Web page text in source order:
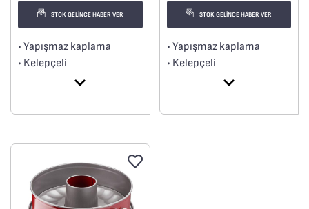
STOK GELİNCE HABER VER
• Yapışmaz kaplama
• Kelepçeli
• Yüksek kaliteli karbon
STOK GELİNCE HABER VER
• Yapışmaz kaplama
• Kelepçeli
• Yüksek kaliteli karbon